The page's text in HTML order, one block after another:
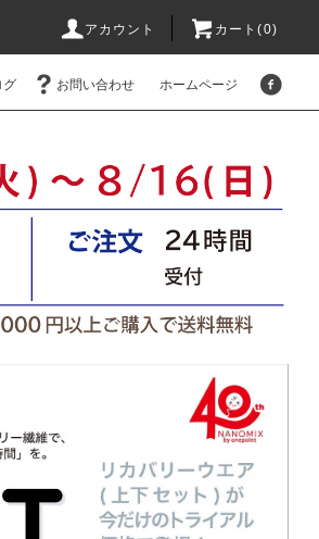
アカウント カート(0)
グ お問い合わせ ホームページ